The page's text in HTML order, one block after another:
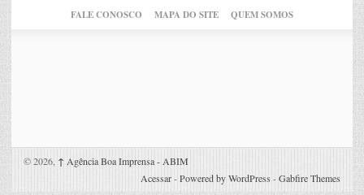
FALE CONOSCO MAPA DO SITE QUEM SOMOS
© 2026, ↑ Agência Boa Imprensa - ABIM
Acessar-Powered by WordPress -Gabfire Themes